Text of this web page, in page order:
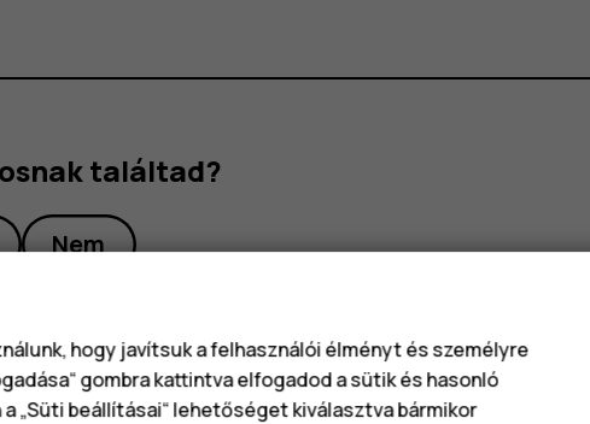
találtad?
Nem
hogy javítsuk a felhasználói élményt és személyre
gombra kattintva elfogadod a sütik és hasonló
„Süti beállításai“ lehetőséget kiválasztva bármikor